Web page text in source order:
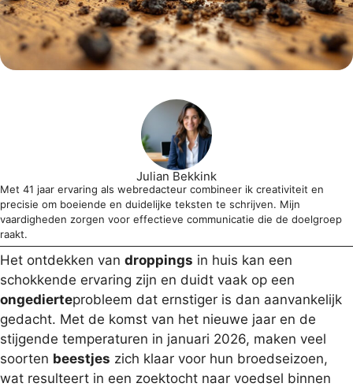
Julian Bekkink
Met 41 jaar ervaring als webredacteur combineer ik creativiteit en
precisie om boeiende en duidelijke teksten te schrijven. Mijn
vaardigheden zorgen voor effectieve communicatie die de doelgroep
raakt.
Het ontdekken van droppings in huis kan een
schokkende ervaring zijn en duidt vaak op een
ongedierteprobleem dat ernstiger is dan aanvankelijk
gedacht. Met de komst van het nieuwe jaar en de
stijgende temperaturen in januari 2026, maken veel
soorten beestjes zich klaar voor hun broedseizoen,
wat resulteert in een zoektocht naar voedsel binnen